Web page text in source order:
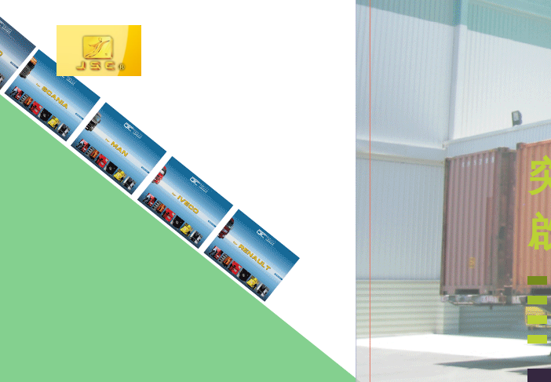
於1990年致力於日系卡車外觀零件之生產製造及外
於2003年投入歐系卡車外觀零件之製造並拓展歐洲
除生產本公司JSC品牌歐、日系卡車售後維修零件外